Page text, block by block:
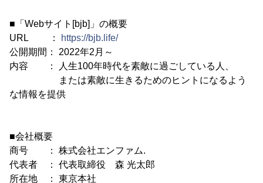
■「Webサイト[bjb]」の概要
URL ：
https://bjb.life/
公開期間： 2022年2月～
内容 ： 人生100年時代を素敵に過ごしている人、
または素敵に生きるためのヒントになるよう
な情報を提供
■会社概要
商号 ： 株式会社エンファム.
代表者 ： 代表取締役 森 光太郎
所在地 ： 東京本社